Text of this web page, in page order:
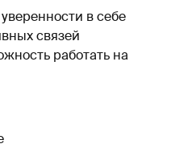
в себе
связей
работать на